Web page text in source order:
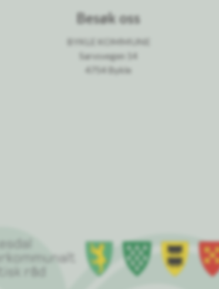
Besøk oss
BYKLE KOMMUNE
Sarvsvegen 14
4754 Bykle